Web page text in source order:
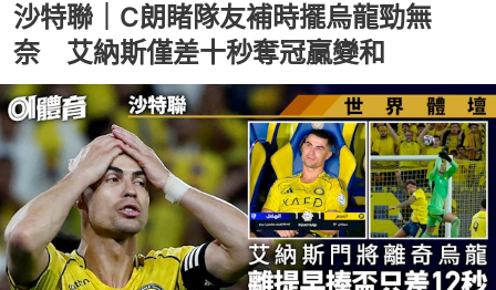
沙特聯｜C朗睹隊友補時擺烏龍勁無
奈 艾納斯僅差十秒奪冠贏變和